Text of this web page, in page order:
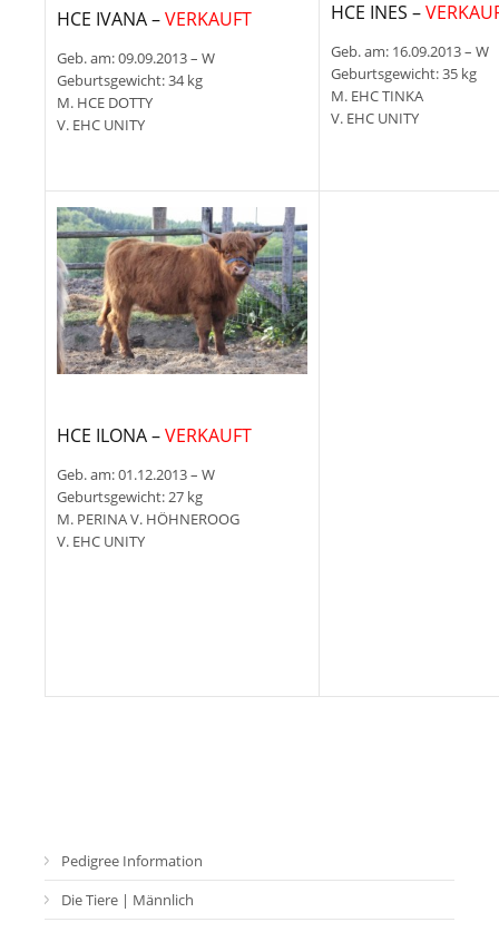
HCE IVANA –VERKAUFT
Geb. am: 09.09.2013 – W
Geburtsgewicht: 34 kg
M. HCE DOTTY
V. EHC UNITY
HCE INES –
Geb. am: 16.09.2013 – W
Geburtsgewicht: 35 kg
M. EHC TINKA
V. EHC UNITY
HCE ILONA –VERKAUFT
Geb. am: 01.12.2013 – W
Geburtsgewicht: 27 kg
M. PERINA V. HÖHNEROOG
V. EHC UNITY
Pedigree Information
Die Tiere | Männlich